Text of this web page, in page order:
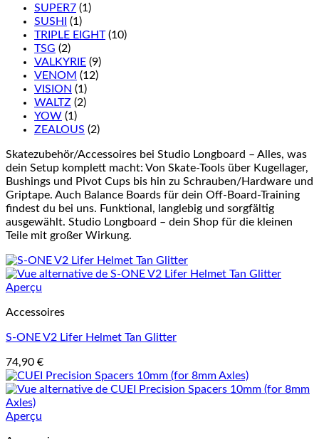
SUPER7 (1)
SUSHI
(1)
TRIPLE EIGHT (10)
TSG (2)
VALKYRIE (9)
VENOM (12)
VISION (1)
WALTZ (2)
YOW (1)
ZEALOUS (2)
Skatezubehör/Accessoires bei Studio Longboard – Alles, was
dein Setup komplett macht: Von Skate-Tools über Kugellager,
Bushings und Pivot Cups bis hin zu Schrauben/Hardware und
Griptape. Auch Balance Boards für dein Off-Board-Training
findest du bei uns. Funktional, langlebig und sorgfältig
ausgewählt. Studio Longboard – dein Shop für die kleinen
Teile mit großer Wirkung.
Aperçu
Accessoires
S-ONE V2 Lifer Helmet Tan Glitter
74,90 €
Aperçu